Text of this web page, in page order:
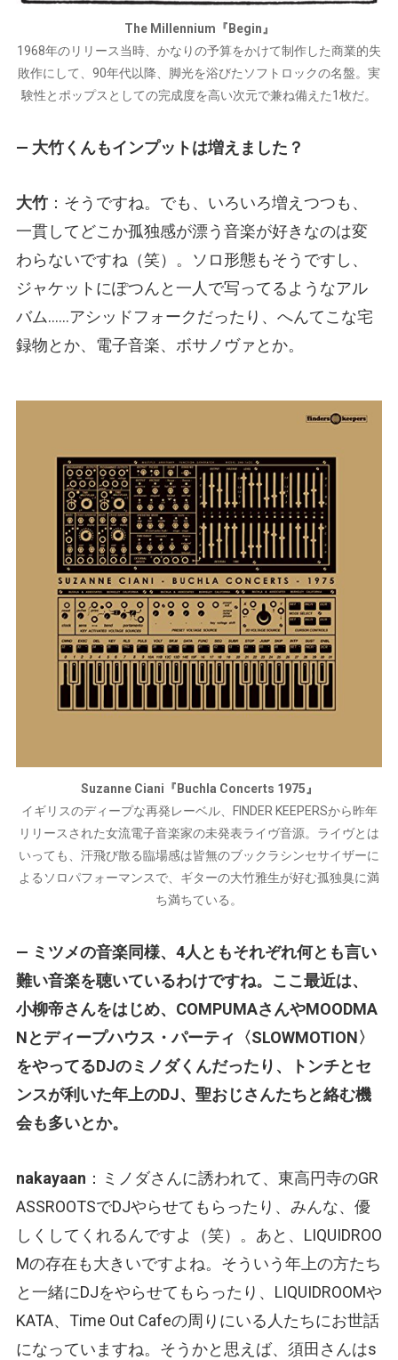
The Millennium『Begin』
1968年のリリース当時、かなりの予算をかけて制作した商業的失
敗作にして、90年代以降、脚光を浴びたソフトロックの名盤。実
験性とポップスとしての完成度を高い次元で兼ね備えた1枚だ。
— 大竹くんもインプットは増えました？
大竹 ：そうですね。でも、いろいろ増えつつも、
一貫してどこか孤独感が漂う音楽が好きなのは変
わらないですね（笑）。ソロ形態もそうですし、
ジャケットにぽつんと一人で写ってるようなアル
バム……アシッドフォークだったり、へんてこな宅
録物とか、電子音楽、ボサノヴァとか。
Suzanne Ciani『Buchla Concerts 1975』
イギリスのディープな再発レーベル、FINDER KEEPERSから昨年
リリースされた女流電子音楽家の未発表ライヴ音源。ライヴとは
いっても、汗飛び散る臨場感は皆無のブックラシンセサイザーに
よるソロパフォーマンスで、ギターの大竹雅生が好む孤独臭に満
ち満ちている。
— ミツメの音楽同様、4人ともそれぞれ何とも言い
難い音楽を聴いているわけですね。ここ最近は、
小柳帝さんをはじめ、COMPUMAさんやMOODMA
Nとディープハウス・パーティ〈SLOWMOTION〉
をやってるDJのミノダくんだったり、トンチとセ
ンスが利いた年上のDJ、聖おじさんたちと絡む機
会も多いとか。
nakayaan ：ミノダさんに誘われて、東高円寺のGR
ASSROOTSでDJやらせてもらったり、みんな、優
しくしてくれるんですよ（笑）。あと、LIQUIDROO
Mの存在も大きいですよね。そういう年上の方たち
と一緒にDJをやらせてもらったり、LIQUIDROOMや
KATA、Time Out Cafeの周りにいる人たちにお世話
になっていますね。そうかと思えば、須田さんはs